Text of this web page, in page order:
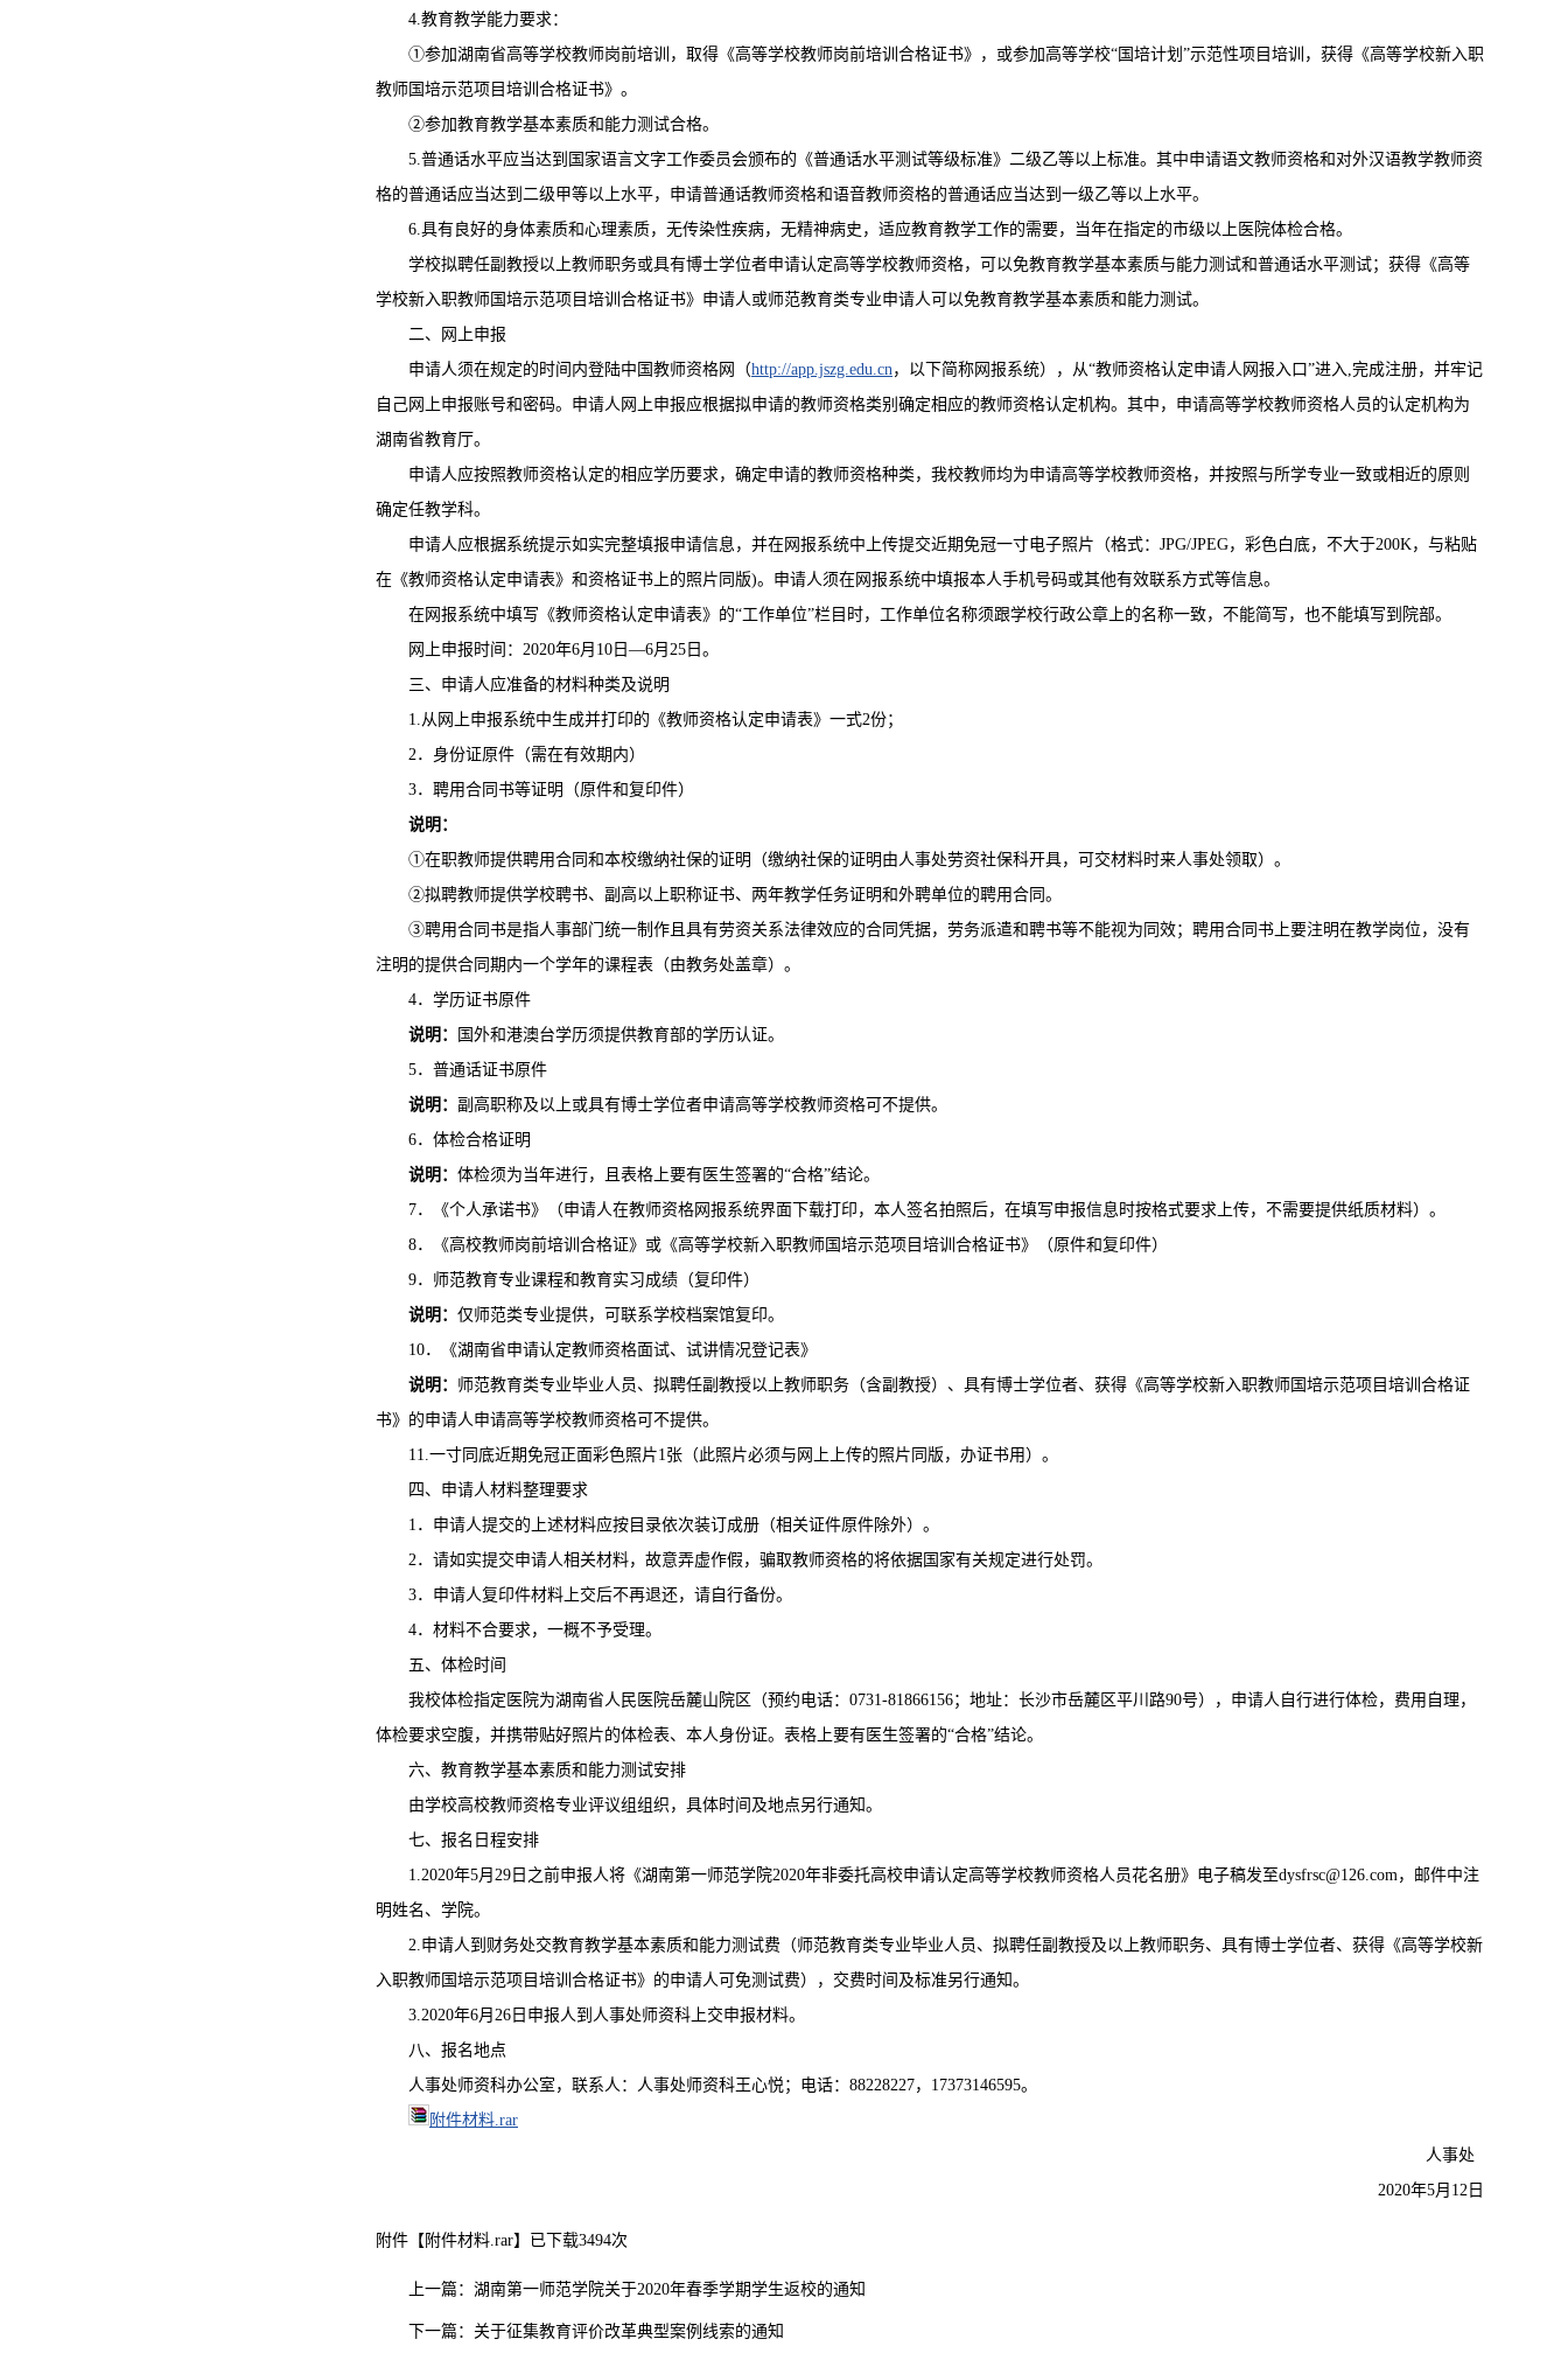
4.教育教学能力要求：
①参加湖南省高等学校教师岗前培训，取得《高等学校教师岗前培训合格证书》，或参加高等学校“国培计划”示范性项目培训，获得《高等学校新入职
教师国培示范项目培训合格证书》。
②参加教育教学基本素质和能力测试合格。
5.普通话水平应当达到国家语言文字工作委员会颁布的《普通话水平测试等级标准》二级乙等以上标准。其中申请语文教师资格和对外汉语教学教师资
格的普通话应当达到二级甲等以上水平，申请普通话教师资格和语音教师资格的普通话应当达到一级乙等以上水平。
6.具有良好的身体素质和心理素质，无传染性疾病，无精神病史，适应教育教学工作的需要，当年在指定的市级以上医院体检合格。
学校拟聘任副教授以上教师职务或具有博士学位者申请认定高等学校教师资格，可以免教育教学基本素质与能力测试和普通话水平测试；获得《高等
学校新入职教师国培示范项目培训合格证书》申请人或师范教育类专业申请人可以免教育教学基本素质和能力测试。
二、网上申报
申请人须在规定的时间内登陆中国教师资格网（http://app.jszg.edu.cn，以下简称网报系统），从“教师资格认定申请人网报入口”进入,完成注册，并牢记
自己网上申报账号和密码。申请人网上申报应根据拟申请的教师资格类别确定相应的教师资格认定机构。其中，申请高等学校教师资格人员的认定机构为
湖南省教育厅。
申请人应按照教师资格认定的相应学历要求，确定申请的教师资格种类，我校教师均为申请高等学校教师资格，并按照与所学专业一致或相近的原则
确定任教学科。
申请人应根据系统提示如实完整填报申请信息，并在网报系统中上传提交近期免冠一寸电子照片（格式：JPG/JPEG，彩色白底，不大于200K，与粘贴
在《教师资格认定申请表》和资格证书上的照片同版)。申请人须在网报系统中填报本人手机号码或其他有效联系方式等信息。
在网报系统中填写《教师资格认定申请表》的“工作单位”栏目时，工作单位名称须跟学校行政公章上的名称一致，不能简写，也不能填写到院部。
网上申报时间：2020年6月10日—6月25日。
三、申请人应准备的材料种类及说明
1.从网上申报系统中生成并打印的《教师资格认定申请表》一式2份；
2．身份证原件（需在有效期内）
3．聘用合同书等证明（原件和复印件）
说明：
①在职教师提供聘用合同和本校缴纳社保的证明（缴纳社保的证明由人事处劳资社保科开具，可交材料时来人事处领取）。
②拟聘教师提供学校聘书、副高以上职称证书、两年教学任务证明和外聘单位的聘用合同。
③聘用合同书是指人事部门统一制作且具有劳资关系法律效应的合同凭据，劳务派遣和聘书等不能视为同效；聘用合同书上要注明在教学岗位，没有
注明的提供合同期内一个学年的课程表（由教务处盖章）。
4．学历证书原件
说明：
国外和港澳台学历须提供教育部的学历认证。
5．普通话证书原件
说明： 副高职称及以上或具有博士学位者申请高等学校教师资格可不提供。
6．体检合格证明
说明： 体检须为当年进行，且表格上要有医生签署的“合格”结论。
7．《个人承诺书》（申请人在教师资格网报系统界面下载打印，本人签名拍照后，在填写申报信息时按格式要求上传，不需要提供纸质材料）。
8．《高校教师岗前培训合格证》或《高等学校新入职教师国培示范项目培训合格证书》（原件和复印件）
9．师范教育专业课程和教育实习成绩（复印件）
说明： 仅师范类专业提供，可联系学校档案馆复印。
10．《湖南省申请认定教师资格面试、试讲情况登记表》
说明： 师范教育类专业毕业人员、拟聘任副教授以上教师职务（含副教授）、具有博士学位者、获得《高等学校新入职教师国培示范项目培训合格证
书》的申请人申请高等学校教师资格可不提供。
11.一寸同底近期免冠正面彩色照片1张（此照片必须与网上上传的照片同版，办证书用）。
四、申请人材料整理要求
1．申请人提交的上述材料应按目录依次装订成册（相关证件原件除外）。
2．请如实提交申请人相关材料，故意弄虚作假，骗取教师资格的将依据国家有关规定进行处罚。
3．申请人复印件材料上交后不再退还，请自行备份。
4．材料不合要求，一概不予受理。
五、体检时间
我校体检指定医院为湖南省人民医院岳麓山院区（预约电话：0731-81866156；地址：长沙市岳麓区平川路90号），申请人自行进行体检，费用自理，
体检要求空腹，并携带贴好照片的体检表、本人身份证。表格上要有医生签署的“合格”结论。
六、教育教学基本素质和能力测试安排
由学校高校教师资格专业评议组组织，具体时间及地点另行通知。
七、报名日程安排
1.2020年5月29日之前申报人将《湖南第一师范学院2020年非委托高校申请认定高等学校教师资格人员花名册》电子稿发至dysfrsc@126.com，邮件中注
明姓名、学院。
2.申请人到财务处交教育教学基本素质和能力测试费（师范教育类专业毕业人员、拟聘任副教授及以上教师职务、具有博士学位者、获得《高等学校新
入职教师国培示范项目培训合格证书》的申请人可免测试费），交费时间及标准另行通知。
3.2020年6月26日申报人到人事处师资科上交申报材料。
八、报名地点
人事处师资科办公室，联系人：人事处师资科王心悦；电话：88228227，17373146595。
附件材料.rar
人事处
2020年5月12日
附件【 附件材料.rar】已下载3494次
上一篇： 湖南第一师范学院关于2020年春季学期学生返校的通知
下一篇： 关于征集教育评价改革典型案例线索的通知